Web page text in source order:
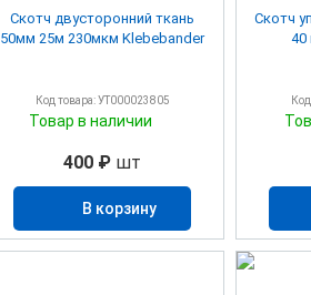
Скотч двусторонний ткань
50мм 25м 230мкм Klebebander
Код товара: УТ000023805
Товар в наличии
400 ₽ шт
В корзину
Скотч
40